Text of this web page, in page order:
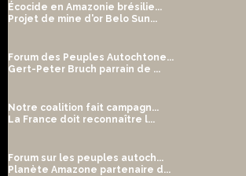
Écocide en Amazonie brésilie...
Projet de mine d'or Belo Sun...
Forum des Peuples Autochtone...
Gert-Peter Bruch parrain de ...
Notre coalition fait campagn...
La France doit reconnaître l...
Forum sur les peuples autoch...
Planète Amazone partenaire d...